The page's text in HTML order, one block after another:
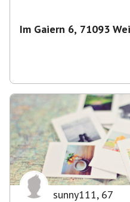
Im Gaiern 6, 71093
sunny111, 67